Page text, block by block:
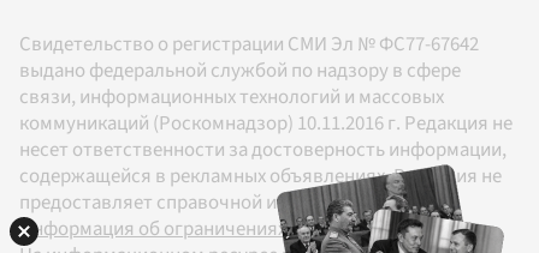
Свидетельство о регистрации СМИ Эл № ФС77-67642
выдано федеральной службой по надзору в сфере
связи, информационных технологий и массовых
коммуникаций (Роскомнадзор) 10.11.2016 г. Редакция не
несет ответственности за достоверность информации,
содержащейся в рекламных объявлениях. Редакция не
предоставляет справочной информации.
Информация об ограничениях